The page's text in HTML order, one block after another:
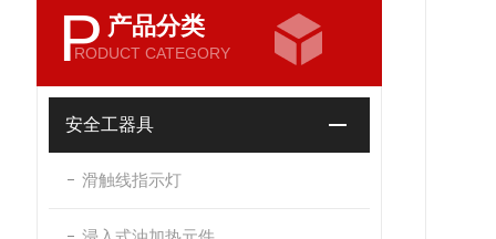
P 产品分类
RODUCT CATEGORY
安全工器具
滑触线指示灯